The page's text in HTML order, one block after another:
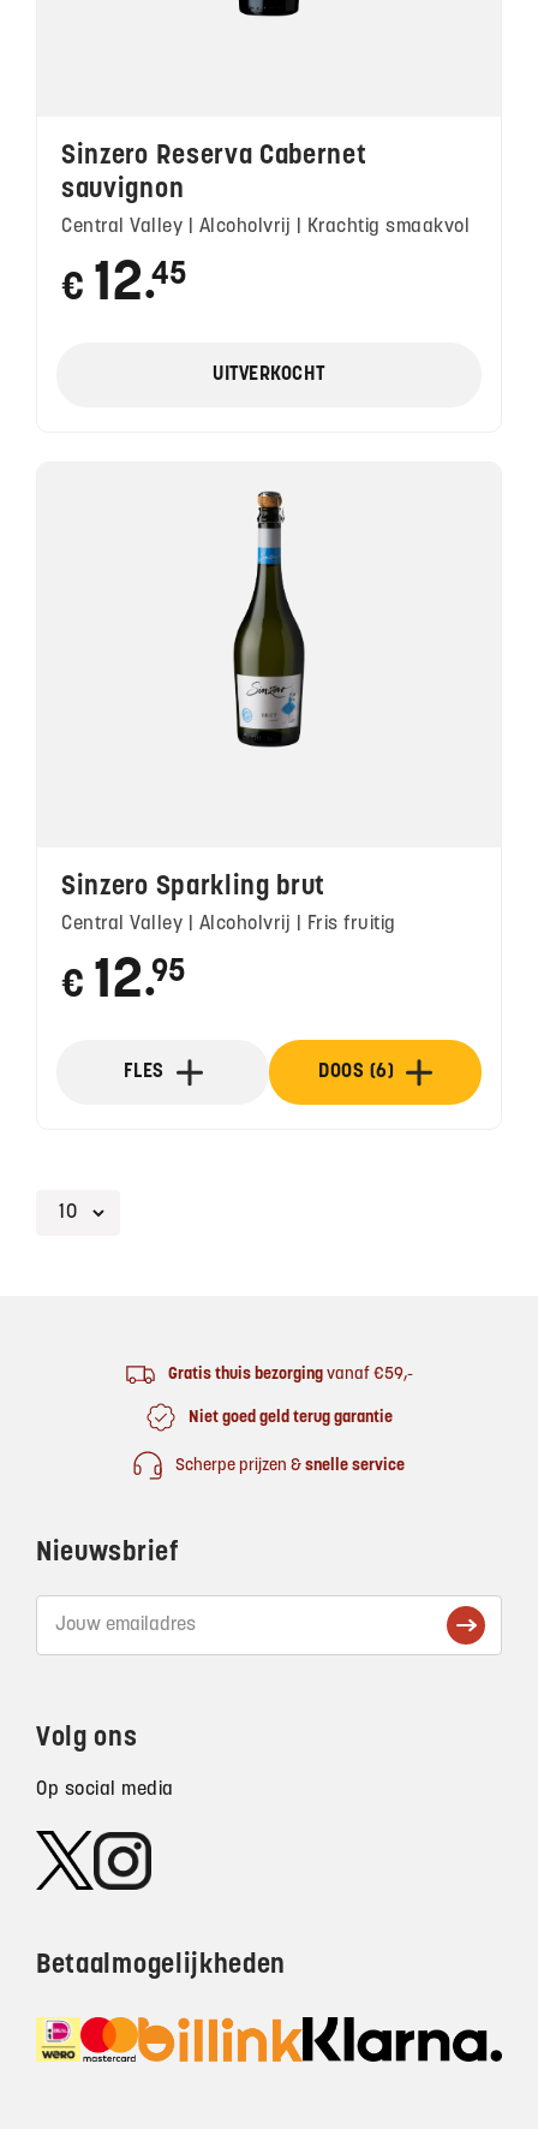
Sinzero Reserva Cabernet
sauvignon
Central Valley | Alcoholvrij | Krachtig smaakvol
€ 12 ●
45
UITVERKOCHT
Sinzero Sparkling brut
Central Valley | Alcoholvrij | Fris fruitig
€ 12 ●
95
FLES DOOS (6)
Gratis thuis bezorgingvanaf €59,-
Niet goed geld terug garantie
Scherpe prijzen & snelle service
Nieuwsbrief
Volg ons
Op social media
Betaalmogelijkheden